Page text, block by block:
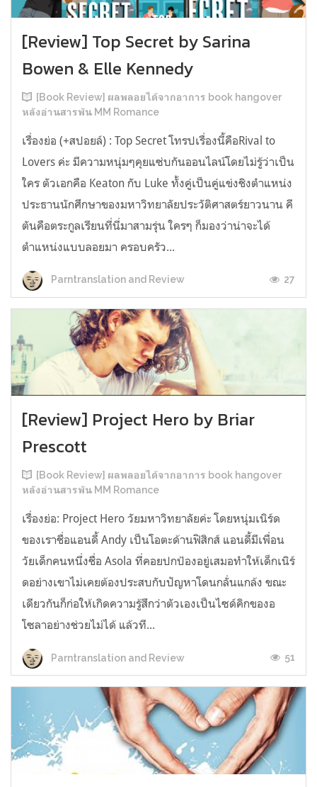
[Review] Top Secret by Sarina
Bowen & Elle Kennedy
[Book Review] ผลพลอยได้จากอาการ book hangover
หลังอ่านสารพัน MM Romance
เรื่องย่อ (+สปอยล์) : Top Secret โทรปเรื่องนี้คือRival to
Lovers ค่ะ มีความหนุ่มๆคุยแซ่บกันออนไลน์โดยไม่รู้ว่าเป็น
ใคร ตัวเอกคือ Keaton กับ Luke ทั้งคู่เป็นคู่แข่งชิงตำแหน่ง
ประธานนักศึกษาของมหาวิทยาลัยประวัติศาสตร์ยาวนาน คี
ตันคือตระกูลเรียนที่นี่มาสามรุ่น ใครๆ ก็มองว่าน่าจะได้
ตำแหน่งแบบลอยมา ครอบครัว...
Parntranslation and Review 27
[Review] Project Hero by Briar
Prescott
[Book Review] ผลพลอยได้จากอาการ book hangover
หลังอ่านสารพัน MM Romance
เรื่องย่อ: Project Hero วัยมหาวิทยาลัยค่ะ โดยหนุ่มเนิร์ด
ของเราชื่อแอนดี้ Andy เป็นโอตะด้านฟิสิกส์ แอนดี้มีเพื่อน
วัยเด็กคนหนึ่งชื่อ Asola ที่คอยปกป้องอยู่เสมอทำให้เด็กเนิร์
ดอย่างเขาไม่เคยต้องประสบกับปัญหาโดนกลั่นแกล้ง ขณะ
เดียวกันก็ก่อให้เกิดความรู้สึกว่าตัวเองเป็นไซด์คิกของอ
โซลาอย่างช่วยไม่ได้ แล้วที...
Parntranslation and Review 51